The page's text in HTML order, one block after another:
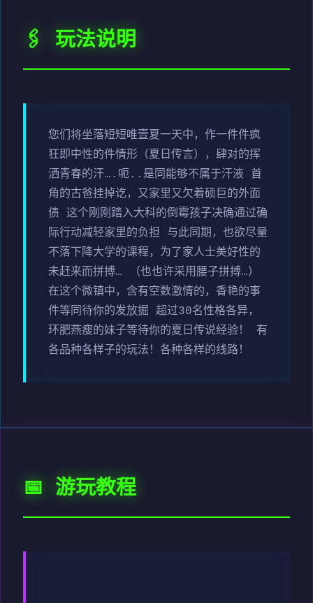
🖇️ 玩法说明
您们将坐落短短唯壹夏一天中，作一件件疯
狂即中性的件情形（夏日传言），肆对的挥
洒青春的汗….呃..是同能够不属于汗液 首
角的古爸挂掉讫，又家里又欠着硕巨的外面
债 这个刚刚踏入大科的倒霉孩子决确通过确
际行动减轻家里的负担 与此同期，也欲尽量
不落下降大学的课程，为了家人士美好性的
未赶来而拼搏… （也也许采用腰子拼搏…）
在这个微镇中，含有空数激情的，香艳的事
件等同待你的发放掘 超过30名性格各异，
环肥燕瘦的妹子等待你的夏日传说经验！ 有
各品种各样子的玩法！各种各样的线路！
📅 游玩教程